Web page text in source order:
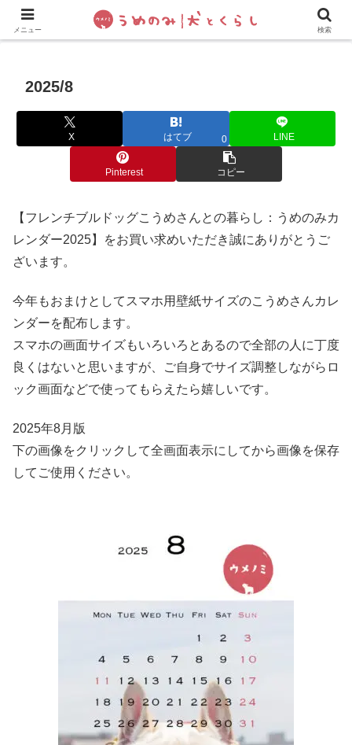
犬の手作りご飯 フレブル飼い方・しつけ ペットグッズ&
2025/8
X はてブ 0 LINE
Pinterest コピー
【フレンチブルドッグこうめさんとの暮らし：うめのみカ
レンダー2025】をお買い求めいただき誠にありがとうご
ざいます。
今年もおまけとしてスマホ用壁紙サイズのこうめさんカレ
ンダーを配布します。
スマホの画面サイズもいろいろとあるので全部の人に丁度
良くはないと思いますが、ご自身でサイズ調整しながらロ
ック画面などで使ってもらえたら嬉しいです。
2025年8月版
下の画像をクリックして全画面表示にしてから画像を保存
してご使用ください。
メニュー 検索